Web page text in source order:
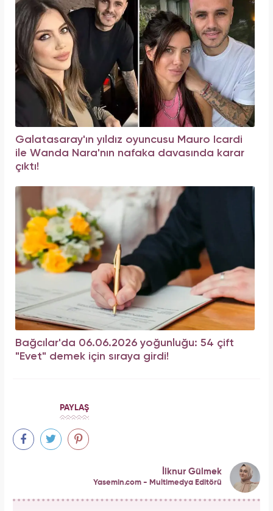
Galatasaray'ın yıldız oyuncusu Mauro Icardi
ile Wanda Nara'nın nafaka davasında karar
çıktı!
Bağcılar'da 06.06.2026 yoğunluğu: 54 çift
"Evet" demek için sıraya girdi!
PAYLAŞ
İlknur Gülmek
Yasemin.com - Multimedya Editörü